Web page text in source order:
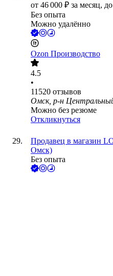
от 46 000 ₽ за месяц,
Без опыта
Можно удалённо
Ozon Производство
4.5
•
11520 отзывов
Омск, р-н
Можно без резюме
Откликнуться
Продавец в магазин
Омск)
Без опыта